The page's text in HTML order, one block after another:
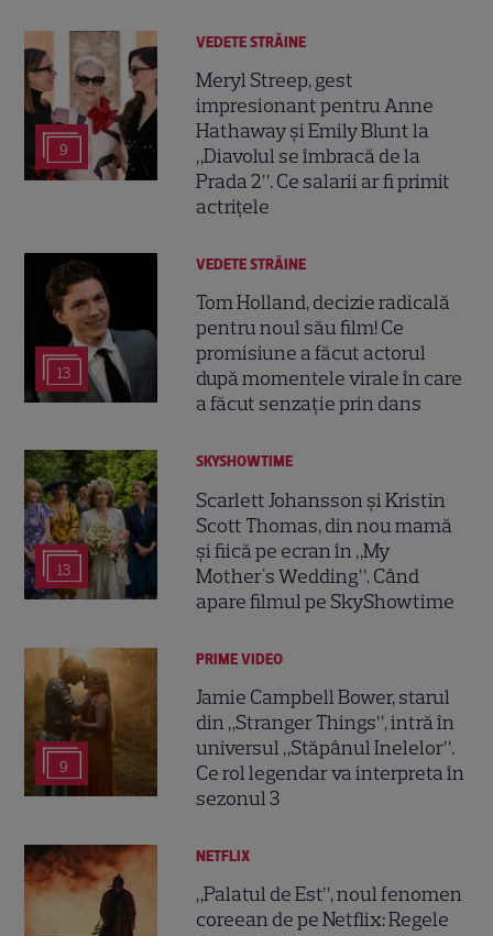
9
VEDETE STRĂINE
Meryl Streep, gest
impresionant pentru Anne
Hathaway și Emily Blunt la
„Diavolul se îmbracă de la
Prada 2”. Ce salarii ar fi primit
actrițele
13
VEDETE STRĂINE
Tom Holland, decizie radicală
pentru noul său film! Ce
promisiune a făcut actorul
după momentele virale în care
a făcut senzație prin dans
13
SKYSHOWTIME
Scarlett Johansson și Kristin
Scott Thomas, din nou mamă
și fiică pe ecran în „My
Mother's Wedding”. Când
apare filmul pe SkyShowtime
9
PRIME VIDEO
Jamie Campbell Bower, starul
din „Stranger Things”, intră în
universul „Stăpânul Inelelor”.
Ce rol legendar va interpreta în
sezonul 3
NETFLIX
„Palatul de Est”, noul fenomen
coreean de pe Netflix: Regele